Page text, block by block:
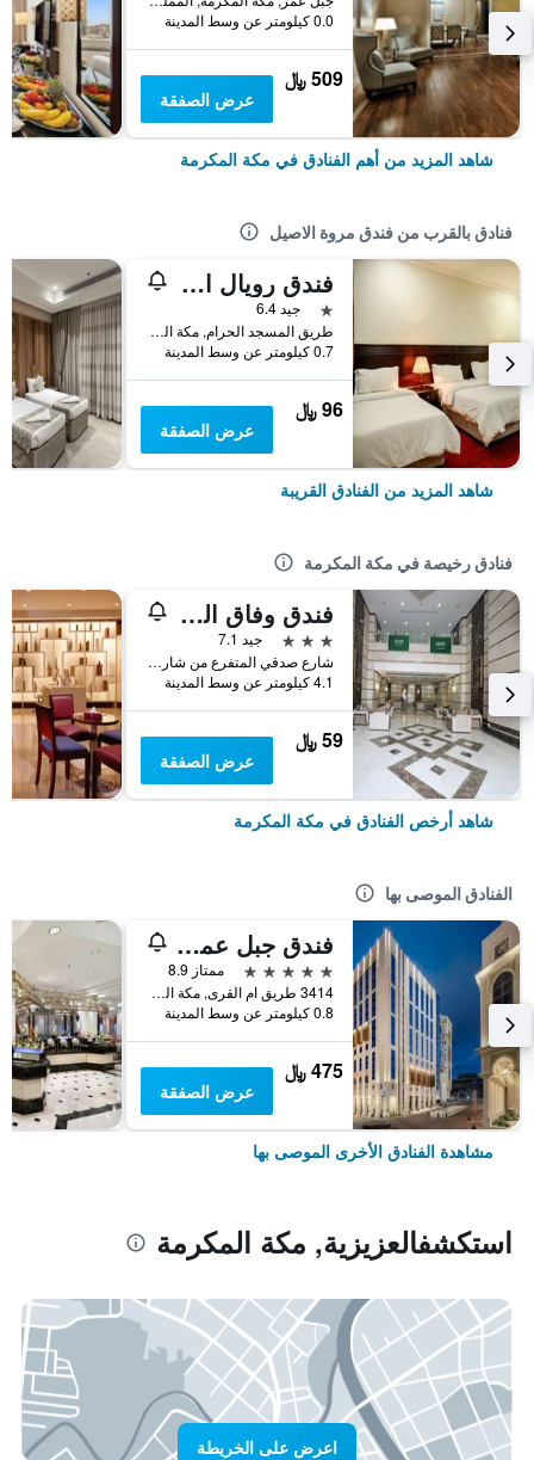
0.0 كيلومتر عن وسط المدينة
509 ﷼
عرض الصفقة
شاهد المزيد من أهم الفنادق في مكة المكرمة
فنادق بالقرب من فندق مروة الاصيل
فندق رويال المشاعر
نجمة واحدة
جيد 6.4
طريق المسجد الحرام, مكة المكرمة, المملكة العربية السعودية
0.7 كيلومتر عن وسط المدينة
96 ﷼
عرض الصفقة
شاهد المزيد من الفنادق القريبة
فنادق رخيصة في مكة المكرمة
فندق وفاق المشاعر
3 نجوم
جيد 7.1
شارع صدقي المتفرع من شارع العزيزية العام, مكة المكرمة, المملكة العربية السعودية
4.1 كيلومتر عن وسط المدينة
59 ﷼
عرض الصفقة
شاهد أرخص الفنادق في مكة المكرمة
الفنادق الموصى بها
فندق جبل عمر ماريوت، مكة المكرمة
5 نجوم
ممتاز 8.9
3414 طريق ام القرى, مكة المكرمة, المملكة العربية السعودية, مكة المكرمة, المملكة العربية السعودية
0.8 كيلومتر عن وسط المدينة
475 ﷼
عرض الصفقة
مشاهدة الفنادق الأخرى الموصى بها
استكشفالعزيزية, مكة المكرمة
اعرض على الخريطة